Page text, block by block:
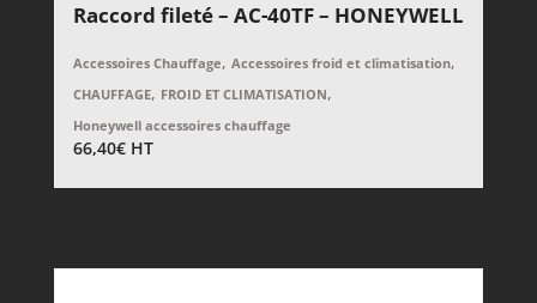
Raccord fileté – AC-40TF – HONEYWELL
Accessoires Chauffage, Accessoires froid et climatisation,
CHAUFFAGE, FROID ET CLIMATISATION,
Honeywell accessoires chauffage
66,40€ HT